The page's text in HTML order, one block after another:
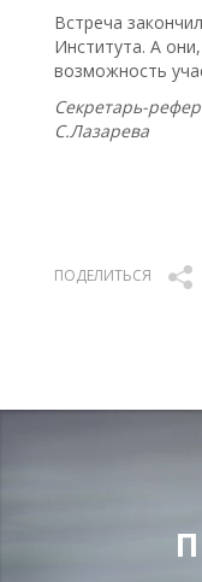
Встреча
Института. А
возможность
Секретарь-
С.Лазарева
ПОДЕЛИТЬСЯ